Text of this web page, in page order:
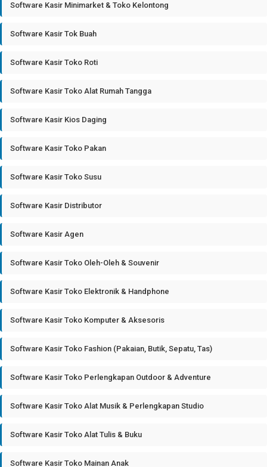
Software Kasir Minimarket & Toko Kelontong
Software Kasir Tok Buah
Software Kasir Toko Roti
Software Kasir Toko Alat Rumah Tangga
Software Kasir Kios Daging
Software Kasir Toko Pakan
Software Kasir Toko Susu
Software Kasir Distributor
Software Kasir Agen
Software Kasir Toko Oleh-Oleh & Souvenir
Software Kasir Toko Elektronik & Handphone
Software Kasir Toko Komputer & Aksesoris
Software Kasir Toko Fashion (Pakaian, Butik, Sepatu, Tas)
Software Kasir Toko Perlengkapan Outdoor & Adventure
Software Kasir Toko Alat Musik & Perlengkapan Studio
Software Kasir Toko Alat Tulis & Buku
Software Kasir Toko Mainan Anak